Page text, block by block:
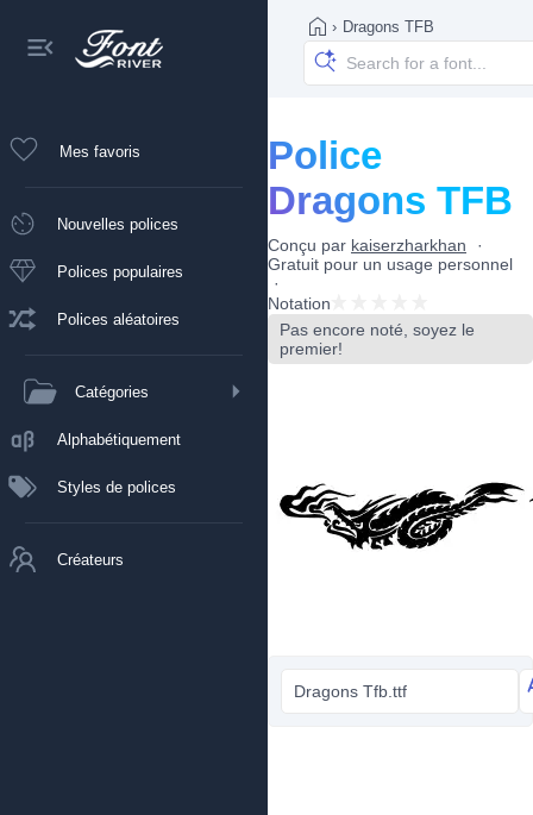
Mes favoris
Nouvelles polices
Polices populaires
Polices aléatoires
Catégories
Alphabétiquement
Styles de polices
Créateurs
› Dragons TFB
Police
Dragons TFB
Conçu par kaiserzharkhan
Gratuit pour un usage personnel
Notation
Pas encore noté, soyez le
premier!
Dragons Tfb.ttf